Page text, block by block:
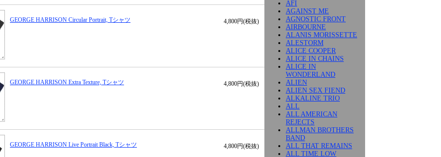
GEORGE HARRISON Circular Portrait, Tシャツ 4,800円(税抜)
GEORGE HARRISON Extra Texture, Tシャツ 4,800円(税抜)
GEORGE HARRISON Live Portrait Black, Tシャツ 4,800円(税抜)
AFI
AGAINST ME
AGNOSTIC FRONT
AIRBOURNE
ALANIS MORISSETTE
ALESTORM
ALICE COOPER
ALICE IN CHAINS
ALICE IN
WONDERLAND
ALIEN
ALIEN SEX FIEND
ALKALINE TRIO
ALL
ALL AMERICAN
REJECTS
ALLMAN BROTHERS
BAND
ALL THAT REMAINS
ALL TIME LOW